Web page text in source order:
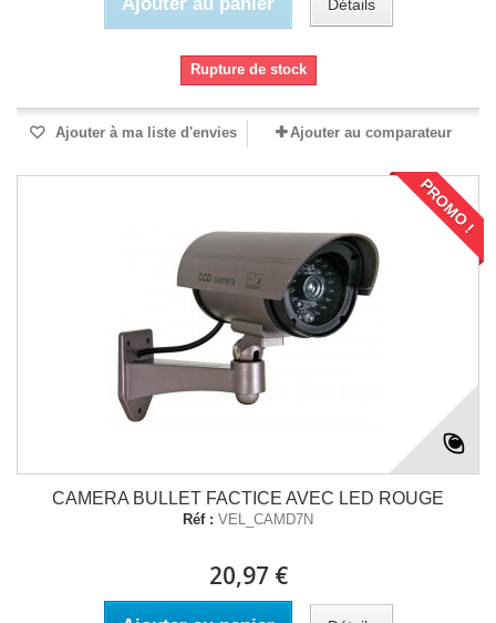
Détails
Rupture de stock
Ajouter à ma liste d'envies Ajouter au comparateur
PROMO !
CAMERA BULLET FACTICE AVEC LED ROUGE
Réf : VEL_CAMD7N
20,97 €